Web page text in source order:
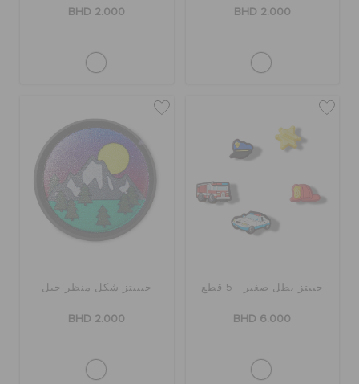
BHD 2.000
BHD 2.000
جيبتز بطل صغير - 5 قطع
BHD 6.000
جيبيتز شكل منظر جبل
BHD 2.000